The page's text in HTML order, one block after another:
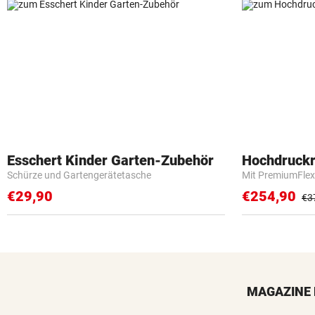
Esschert Kinder Garten-Zubehör
Schürze und Gartengerätetasche
€29,90
Mit
€254,90
MAGAZINE